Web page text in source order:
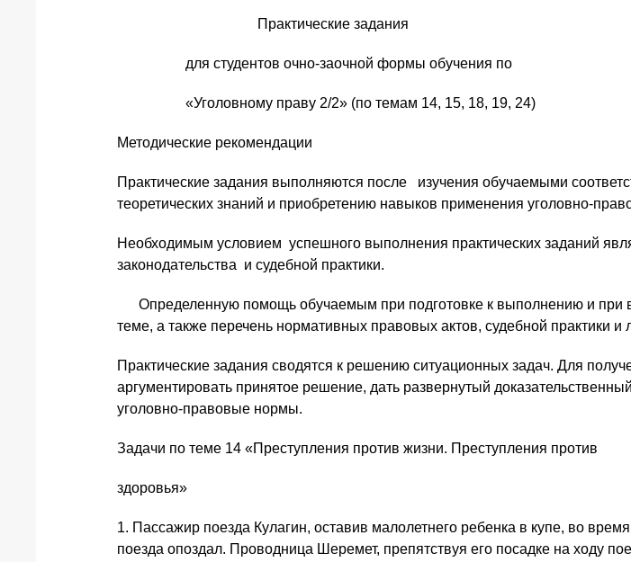
Практические задания
для студентов очно-заочной формы обучения по
«Уголовному праву 2/2» (по темам 14, 15, 18, 19, 24)
Методические рекомендации
Практические задания выполняются после изучения обучаемыми
теоретических знаний и приобретению навыков применения уголовно-
Необходимым условием успешного выполнения практических заданий
законодательства и судебной практики.
Определенную помощь обучаемым при подготовке к выполнению и при
теме, а также перечень нормативных правовых актов, судебной практики и
Практические задания сводятся к решению ситуационных задач. Для
аргументировать принятое решение, дать развернутый
уголовно-правовые нормы.
Задачи по теме 14 «Преступления против жизни. Преступления против
здоровья»
1. Пассажир поезда Кулагин, оставив малолетнего ребенка в купе, во
поезда опоздал. Проводница Шеремет, препятствуя его посадке на ходу